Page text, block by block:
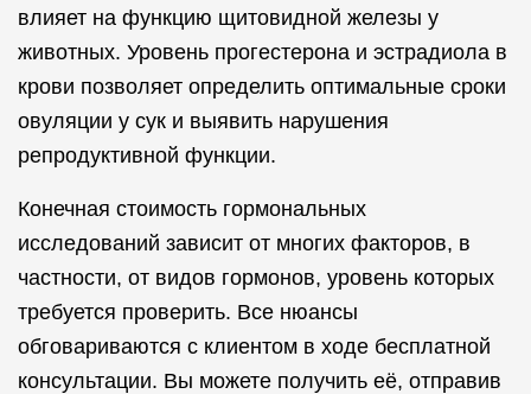
влияет на функцию щитовидной железы у
животных. Уровень прогестерона и эстрадиола в
крови позволяет определить оптимальные сроки
овуляции у сук и выявить нарушения
репродуктивной функции.
Конечная стоимость гормональных
исследований зависит от многих факторов, в
частности, от видов гормонов, уровень которых
требуется проверить. Все нюансы
обговариваются с клиентом в ходе бесплатной
консультации. Вы можете получить её, отправив